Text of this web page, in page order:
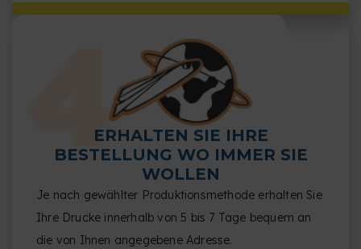
ERHALTEN SIE IHRE
BESTELLUNG WO IMMER SIE
WOLLEN
Je nach gewählter Produktionsmethode erhalten Sie
Ihre Drucke innerhalb von 5 bis 7 Tage bequem an
die von Ihnen angegebene Adresse.